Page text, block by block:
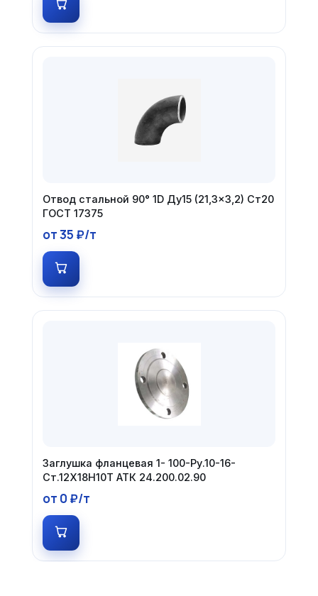
Отвод стальной 90° 1D Ду15 (21,3×3,2) Ст20
ГОСТ 17375
от 35 ₽/т
Заглушка фланцевая 1- 100-Ру.10-16-
Ст.12Х18Н10Т АТК 24.200.02.90
от 0 ₽/т